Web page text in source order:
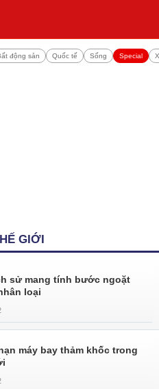
động sản Quốc tế Sống Special
GIỚI
sử mang tính bước ngoặt
loại
máy bay thảm khốc trong